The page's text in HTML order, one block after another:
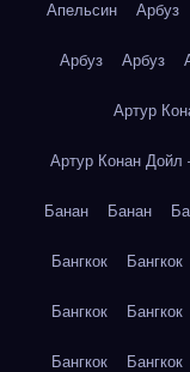
Апельсин Арбуз
Арбуз Арбуз
Артур
Артур Конан Дойл
Банан Банан
Бангкок Бангкок
Бангкок Бангкок
Бангкок Бангкок